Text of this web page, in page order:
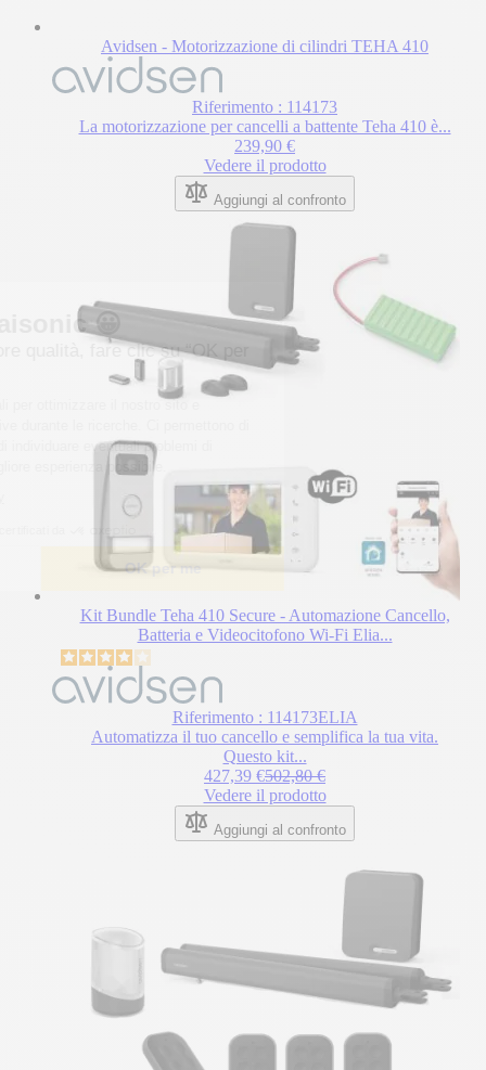
Avidsen - Motorizzazione di cilindri TEHA 410
Riferimento : 114173
La motorizzazione per cancelli a battente Teha 410 è...
239,90 €
Vedere il prodotto
Aggiungi al confronto
Kit Bundle Teha 410 Secure - Automazione Cancello,
Batteria e Videocitofono Wi-Fi Elia...
dalle
opzioni
nella
pagina
prodotto.
Riferimento : 114173ELIA
Automatizza il tuo cancello e semplifica la tua vita.
Questo kit...
427,39 €
Regular Price
502,80 €
Vedere il prodotto
Aggiungi al confronto
Benvenuti a Maisonic 😀
Per una visita di migliore qualità, fare clic su “OK per
personalizzare i contenuti e di individuare eventuali problemi di
navigazione per offrirvi la migliore esperienza possibile.
Leggi l'informativa sulla privacy
Consensi certificati da
Scelgo OK per me